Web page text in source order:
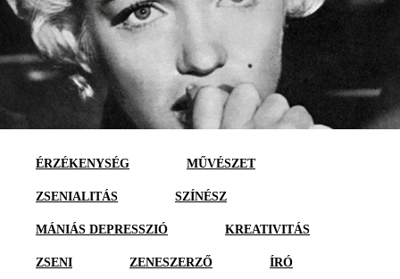
ÉRZÉKENYSÉG MŰVÉSZET
ZSENIALITÁS SZÍNÉSZ
MÁNIÁS DEPRESSZIÓ KREATIVITÁS
ZSENI ZENESZERZŐ ÍRÓ